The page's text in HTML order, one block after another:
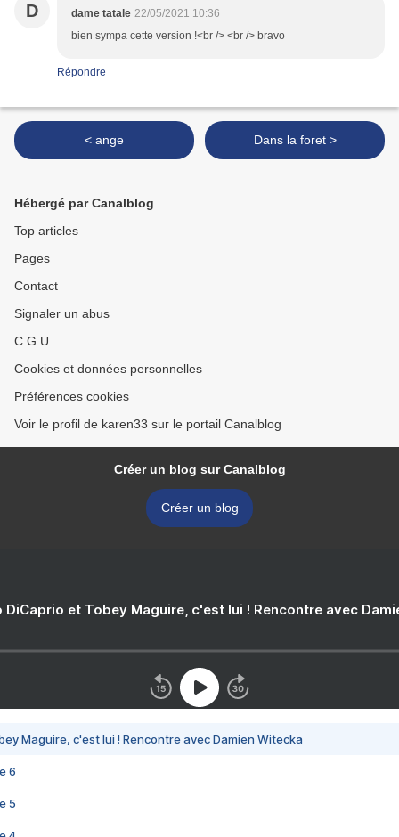
D dame tatale 22/05/2021 10:36
bien sympa cette version !<br /> <br /> bravo
Répondre
< ange Dans la foret >
Hébergé par Canalblog
Top articles
Pages
Contact
Signaler un abus
C.G.U.
Cookies et données personnelles
Préférences cookies
Voir le profil de karen33 sur le portail Canalblog
Créer un blog sur Canalblog
Créer un blog
DiCaprio et Tobey Maguire, c'est lui ! Rencontre avec
Maguire, c'est lui ! Rencontre avec Damien Witecka
6
5